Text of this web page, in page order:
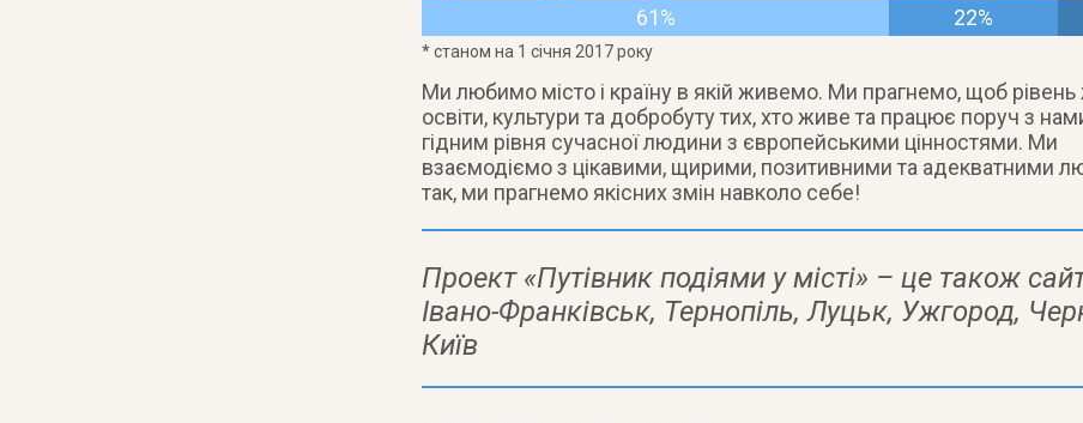
61% 22%
* станом на 1 січня 2017 року
Ми любимо місто і країну в якій живемо. Ми прагнемо, щоб рівень
освіти, культури та добробуту тих, хто живе та працює поруч з
гідним рівня сучасної людини з європейськими цінностями. Ми
взаємодіємо з цікавими, щирими, позитивними та адекватними
так, ми прагнемо якісних змін навколо себе!
Проект «Путівник подіями у місті» – це також
Івано-Франківськ, Тернопіль,Луцьк, Ужгород,
Київ